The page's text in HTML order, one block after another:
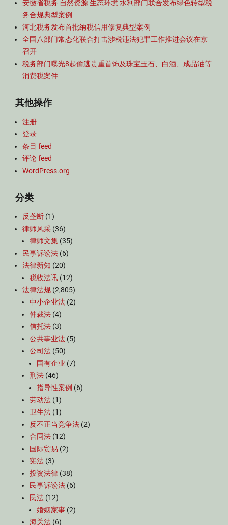
安徽省税务 自然资源 生态环境 水利部门联合发布绿色转型税
务合规典型案例
河北税务发布首批纳税信用修复典型案例
全国八部门常态化联合打击涉税违法犯罪工作推进会议在京
召开
税务部门曝光8起偷逃贵重首饰及珠宝玉石、白酒、成品油等
消费税案件
其他操作
注册
登录
条目 feed
评论 feed
WordPress.org
分类
反垄断 (1)
律师风采 (36)
律师文集 (35)
民事诉讼法 (6)
法律新知 (20)
税收法讯 (12)
法律法规 (2,805)
中小企业法 (2)
仲裁法 (4)
信托法 (3)
公共事业法 (5)
公司法 (50)
国有企业 (7)
刑法 (46)
指导性案例 (6)
劳动法 (1)
卫生法 (1)
反不正当竞争法 (2)
合同法 (12)
国际贸易 (2)
宪法 (3)
投资法律 (38)
民事诉讼法 (6)
民法 (12)
婚姻家事 (2)
海关法 (6)